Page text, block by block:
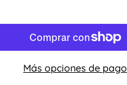
Más opciones de pago